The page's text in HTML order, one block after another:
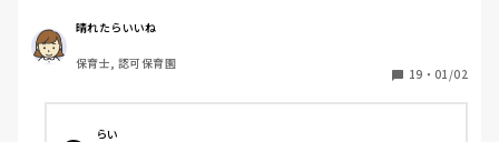
周りの職員は、勤続10年以上から何十年という先生がほとん
どです。
保護者子どもの愚痴悪口が多く、
今で言う不適切保育も
仕方ないよね
晴れたらいいね
保育士, 認可保育園
19 ・ 01/02
らい